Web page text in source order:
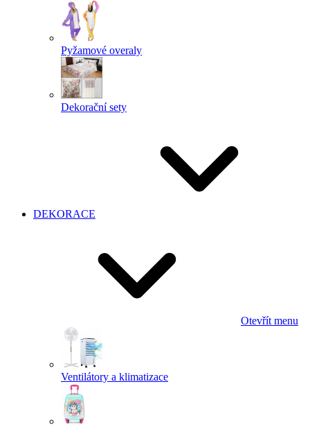
Pyžamové overaly
Dekorační sety
DEKORACE
Otevřít menu
Ventilátory a klimatizace